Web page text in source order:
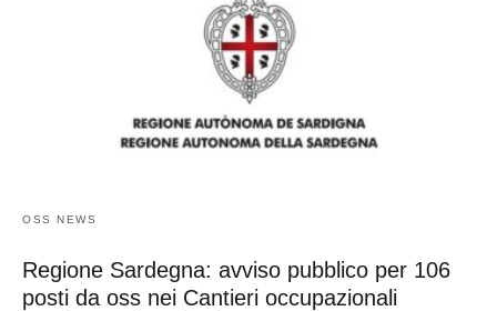
OSS NEWS
Regione Sardegna: avviso pubblico per 106
posti da oss nei Cantieri occupazionali